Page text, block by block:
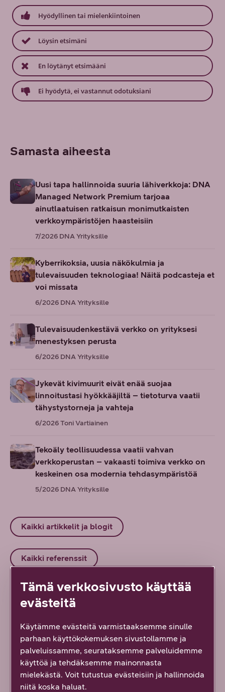
Hyödyllinen tai mielenkiintoinen
Löysin etsimäni
En löytänyt etsimääni
Ei hyödytä, ei vastannut odotuksiani
Samasta aiheesta
Uusi tapa hallinnoida suuria lähiverkkoja: DNA
Managed Network Premium tarjoaa
ainutlaatuisen ratkaisun monimutkaisten
verkkoympäristöjen haasteisiin
7/2026 DNA Yrityksille
Kyberrikoksia, uusia näkökulmia ja
tulevaisuuden teknologiaa! Näitä podcasteja et
voi missata
6/2026 DNA Yrityksille
Tulevaisuudenkestävä verkko on yrityksesi
menestyksen perusta
6/2026 DNA Yrityksille
Jykevät kivimuurit eivät enää suojaa
linnoitustasi hyökkääjiltä – tietoturva vaatii
tähystystorneja ja vahteja
6/2026Toni Vartiainen
Tekoäly teollisuudessa vaatii vahvan
verkkoperustan – vakaasti toimiva verkko on
keskeinen osa modernia tehdasympäristöä
5/2026 DNA Yrityksille
Kaikki artikkelit ja blogit
Kaikki referenssit
Kaikki oppaat
Tilaa uutiskirje
Ota yhteyttä
Tämä verkkosivusto käyttää
evästeitä
Käytämme evästeitä varmistaaksemme sinulle
parhaan käyttökokemuksen sivustollamme ja
palveluissamme, seurataksemme palveluidemme
käyttöä ja tehdäksemme mainonnasta
mielekästä. Voit tutustua evästeisiin ja hallinnoida
niitä koska haluat.